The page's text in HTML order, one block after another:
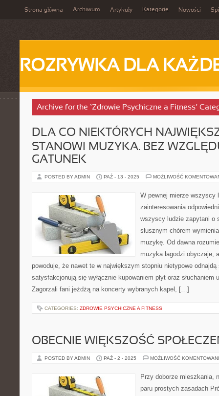
Strona główna Archiwum Artykuły Kategorie Nowości
ROZRYWKA DLA
Archive for the ‘Zdrowie Psychiczne a Fitness’
DLA CO NIEKTÓRYCH
STANOWI MUZYKA. BEZ
GATUNEK
POSTED BY ADMIN PAŹ - 13 - 2025 MOŻLIWOŚĆ
W pewnej mierze wszyscy
zainteresowania
wszyscy ludzie zapytani o
słusznym chórem
muzykę. Od dawna
muzyka łagodzi obyczaje,
powoduje, że nawet te w największym stopniu nietypowe
satysfakcjonują się wyłącznie kupowaniem płyt oraz słuchaniem
Zagorzali fani jeżdżą na koncerty wybranych kapel, […]
CATEGORIES: ZDROWIE PSYCHICZNE A FITNESS
OBECNIE WIĘKSZOŚĆ
POSTED BY ADMIN PAŹ - 2 - 2025 MOŻLIWOŚĆ
Przy doborze mieszkania,
paru prostych zasadach